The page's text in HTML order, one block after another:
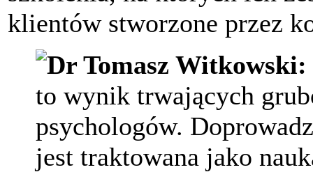
klientów stworzone przez
Dr Tomasz Witkowski:
to wynik trwających
psychologów.
jest traktowana jako